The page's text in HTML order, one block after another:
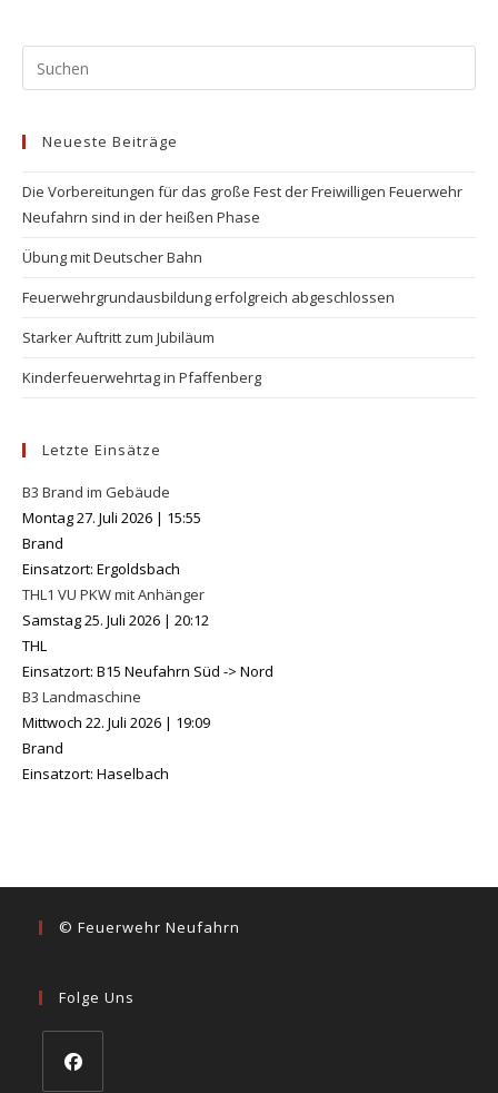
Neueste Beiträge
Die Vorbereitungen für das große Fest der Freiwilligen Feuerwehr
Neufahrn sind in der heißen Phase
Übung mit Deutscher Bahn
Feuerwehrgrundausbildung erfolgreich abgeschlossen
Starker Auftritt zum Jubiläum
Kinderfeuerwehrtag in Pfaffenberg
Letzte Einsätze
B3 Brand im Gebäude
Montag 27. Juli 2026 | 15:55
Brand
Einsatzort: Ergoldsbach
THL1 VU PKW mit Anhänger
Samstag 25. Juli 2026 | 20:12
THL
Einsatzort: B15 Neufahrn Süd -> Nord
B3 Landmaschine
Mittwoch 22. Juli 2026 | 19:09
Brand
Einsatzort: Haselbach
© Feuerwehr Neufahrn
Folge Uns